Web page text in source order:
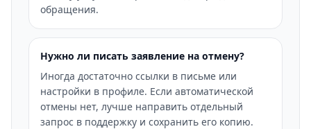
обращения.
Нужно ли писать заявление на отмену?
Иногда достаточно ссылки в письме или
настройки в профиле. Если автоматической
отмены нет, лучше направить отдельный
запрос в поддержку и сохранить его копию.